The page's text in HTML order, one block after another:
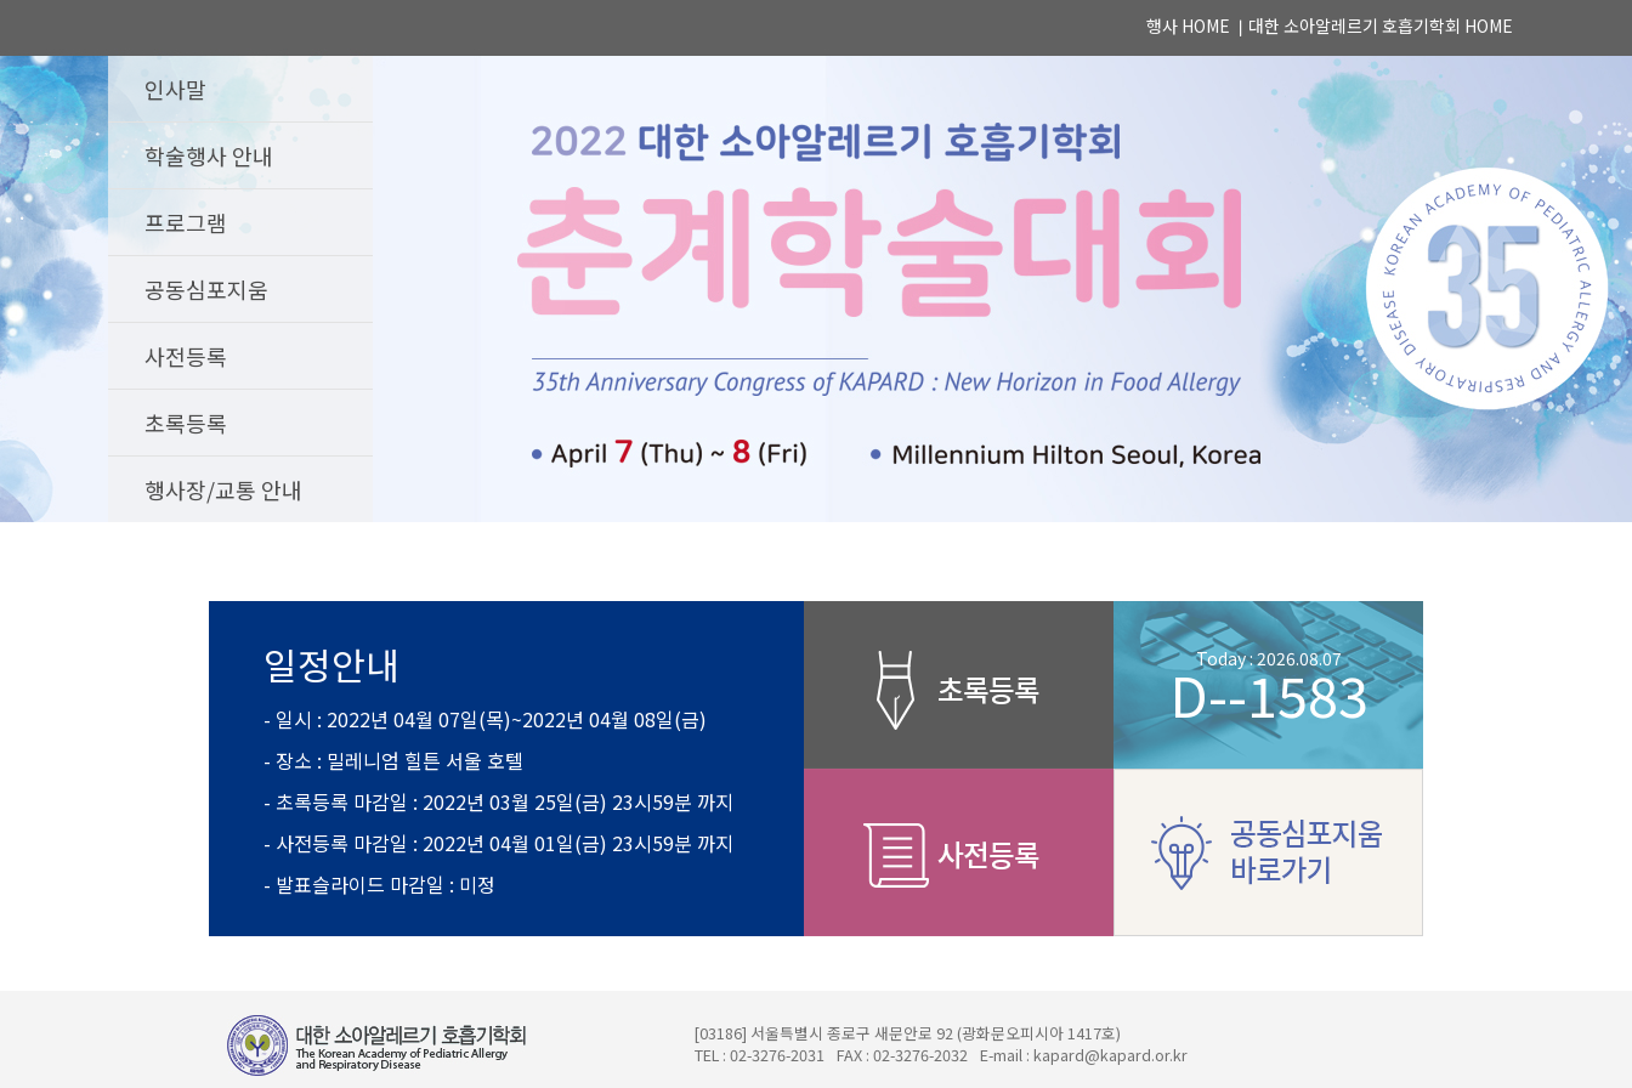
인사말
학술행사 안내
프로그램
공동심포지움
사전등록
초록등록
행사장/교통 안내
행사 HOME 대한 소아알레르기 호흡기학회 HOME
일정안내
- 일시 : 2022년 04월 07일(목)~2022년 04월 08일(금)
- 장소 : 밀레니엄 힐튼 서울 호텔
- 초록등록 마감일 : 2022년 03월 25일(금) 23시59분 까지
- 사전등록 마감일 : 2022년 04월 01일(금) 23시59분 까지
- 발표슬라이드 마감일 : 미정
Today : 2026.08.07
D--1583
[03186] 서울특별시 종로구 새문안로 92 (광화문오피시아 1417호)
TEL : 02-3276-2031
FAX : 02-3276-2032 E-mail : kapard@kapard.or.kr